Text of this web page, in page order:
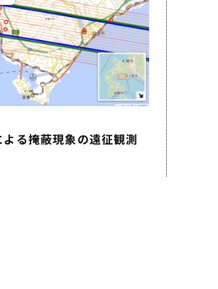
る掩蔽現象の遠征観測